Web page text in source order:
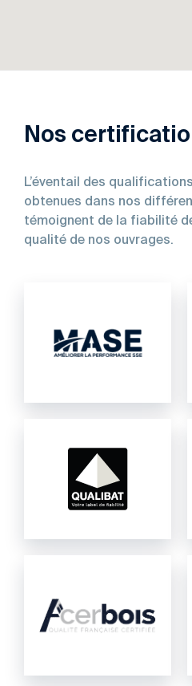
Nos
L’éventail des
obtenues dans nos
témoignent de la fiabilité
qualité de nos ouvrages.